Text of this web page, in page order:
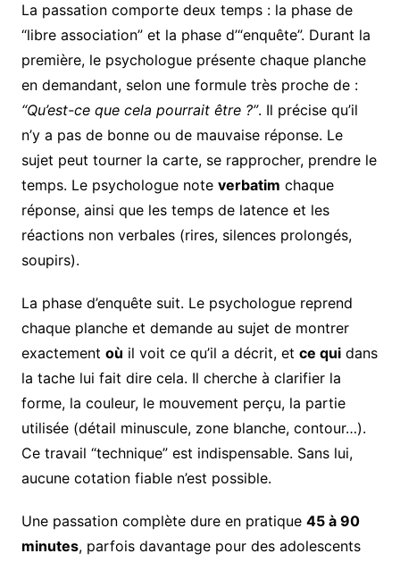
La passation comporte deux temps : la phase de
“libre association” et la phase d’“enquête”. Durant la
première, le psychologue présente chaque planche
en demandant, selon une formule très proche de :
“Qu’est-ce que cela pourrait être ?”. Il précise qu’il
n’y a pas de bonne ou de mauvaise réponse. Le
sujet peut tourner la carte, se rapprocher, prendre le
temps. Le psychologue note verbatim chaque
réponse, ainsi que les temps de latence et les
réactions non verbales (rires, silences prolongés,
soupirs).
La phase d’enquête suit. Le psychologue reprend
chaque planche et demande au sujet de montrer
exactement où il voit ce qu’il a décrit, et ce quidans
la tache lui fait dire cela. Il cherche à clarifier la
forme, la couleur, le mouvement perçu, la partie
utilisée (détail minuscule, zone blanche, contour…).
Ce travail “technique” est indispensable. Sans lui,
aucune cotation fiable n’est possible.
Une passation complète dure en pratique 45 à 90
minutes, parfois davantage pour des adolescents